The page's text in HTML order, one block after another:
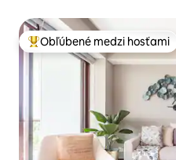
Najobľúbenejšie medzi
Obľúbené medzi hosťami